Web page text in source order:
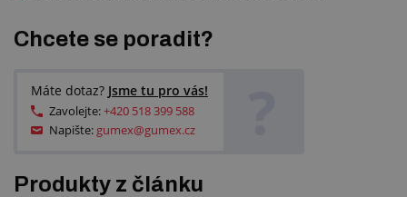
Chcete se poradit?
Máte dotaz? Jsme tu pro vás!
Zavolejte:+420 518 399 588
Napište: gumex@gumex.cz
Produkty z článku